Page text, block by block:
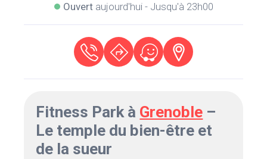
Ouvertaujourd'hui - Jusqu'à 23h00
Fitness Park à Grenoble –
Le temple du bien-être et
de la sueur